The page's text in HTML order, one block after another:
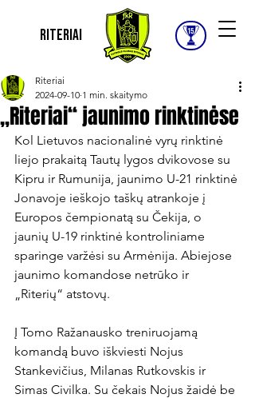
Riteriai
„Riteriai“ jaunimo rinktinėse
Riteriai
2024-09-10 1 min. skaitymo
Kol Lietuvos nacionalinė vyrų rinktinė
liejo prakaitą Tautų lygos dvikovose su
Kipru ir Rumunija, jaunimo U-21 rinktinė
Jonavoje ieškojo taškų atrankoje į
Europos čempionatą su Čekija, o
jaunių U-19 rinktinė kontroliniame
sparinge varžėsi su Armėnija. Abiejose
jaunimo komandose netrūko ir
„Riterių“ atstovų.
Į Tomo Ražanausko treniruojamą
komandą buvo iškviesti Nojus
Stankevičius, Milanas Rutkovskis ir
Simas Civilka. Su čekais Nojus žaidė be